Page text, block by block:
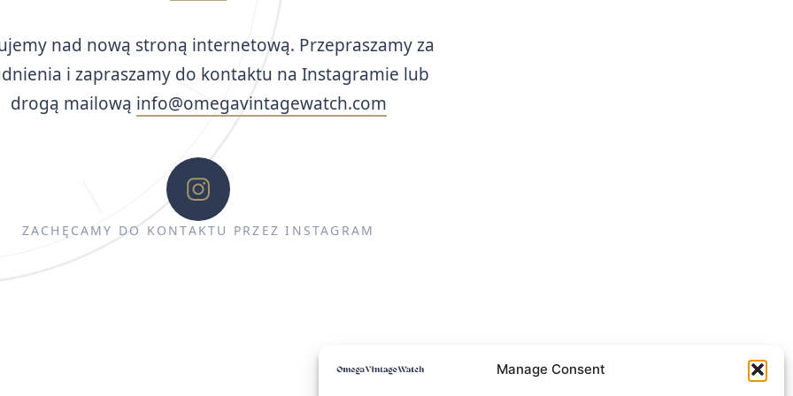
Manage Consent
nad nową stroną internetową. Przepraszamy za
i zapraszamy do kontaktu na Instagramie lub
drogą mailową info@omegavintagewatch.com
ZACHĘCAMY DO KONTAKTU PRZEZ INSTAGRAM